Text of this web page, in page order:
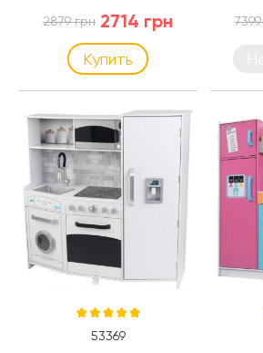
2879 грн 2714 грн
Купить
53369